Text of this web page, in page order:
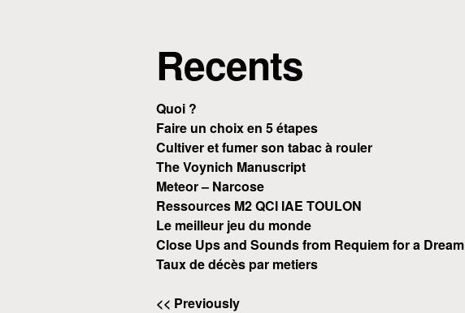
Recents
Quoi ?
Faire un choix en 5 étapes
Cultiver et fumer son tabac à rouler
The Voynich Manuscript
Meteor – Narcose
Ressources M2 QCI IAE TOULON
Le meilleur jeu du monde
Close Ups and Sounds from Requiem for a Dream
Taux de décès par metiers
<< Previously